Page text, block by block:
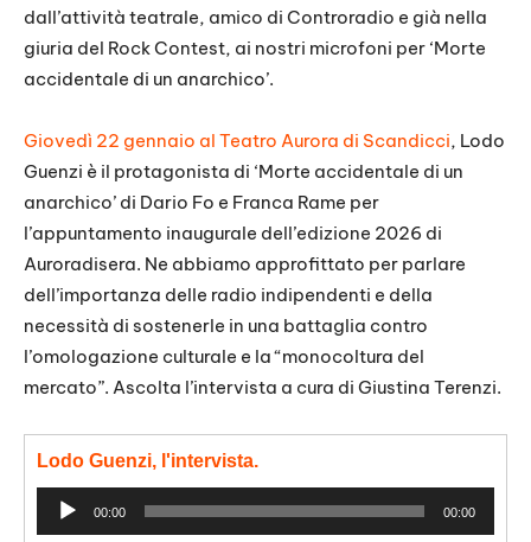
dall’attività teatrale, amico di Controradio e già nella
giuria del Rock Contest, ai nostri microfoni per ‘Morte
accidentale di un anarchico’.
Giovedì 22 gennaio al Teatro Aurora di Scandicci, Lodo
Guenzi è il protagonista di ‘Morte accidentale di un
anarchico’ di Dario Fo e Franca Rame per
l’appuntamento inaugurale dell’edizione 2026 di
Auroradisera. Ne abbiamo approfittato per parlare
dell’importanza delle radio indipendenti e della
necessità di sostenerle in una battaglia contro
l’omologazione culturale e la “monocoltura del
mercato”. Ascolta l’intervista a cura di Giustina Terenzi.
Lodo Guenzi, l'intervista.
00:00 00:00